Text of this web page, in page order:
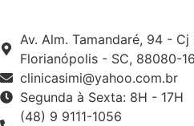
Av. Alm. Tamandaré, 94 -
Florianópolis - SC, 88080-
clinicasimi@yahoo.com.br
Segunda à Sexta: 8H - 17H
(48) 9 9111-1056